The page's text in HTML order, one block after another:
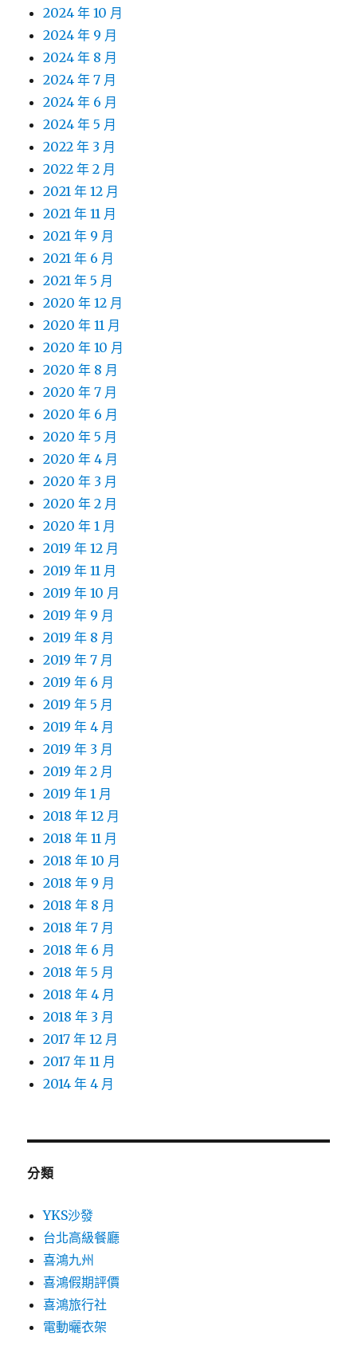
2024 年 10 月
2024 年 9 月
2024 年 8 月
2024 年 7 月
2024 年 6 月
2024 年 5 月
2022 年 3 月
2022 年 2 月
2021 年 12 月
2021 年 11 月
2021 年 9 月
2021 年 6 月
2021 年 5 月
2020 年 12 月
2020 年 11 月
2020 年 10 月
2020 年 8 月
2020 年 7 月
2020 年 6 月
2020 年 5 月
2020 年 4 月
2020 年 3 月
2020 年 2 月
2020 年 1 月
2019 年 12 月
2019 年 11 月
2019 年 10 月
2019 年 9 月
2019 年 8 月
2019 年 7 月
2019 年 6 月
2019 年 5 月
2019 年 4 月
2019 年 3 月
2019 年 2 月
2019 年 1 月
2018 年 12 月
2018 年 11 月
2018 年 10 月
2018 年 9 月
2018 年 8 月
2018 年 7 月
2018 年 6 月
2018 年 5 月
2018 年 4 月
2018 年 3 月
2017 年 12 月
2017 年 11 月
2014 年 4 月
分類
YKS沙發
台北高級餐廳
喜鴻九州
喜鴻假期評價
喜鴻旅行社
電動曬衣架